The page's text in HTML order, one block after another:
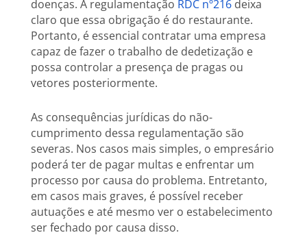
doenças. A regulamentação RDC nº216deixa
claro que essa obrigação é do restaurante.
Portanto, é essencial contratar uma empresa
capaz de fazer o trabalho de dedetização e
possa controlar a presença de pragas ou
vetores posteriormente.
As consequências jurídicas do não-
cumprimento dessa regulamentação são
severas. Nos casos mais simples, o empresário
poderá ter de pagar multas e enfrentar um
processo por causa do problema. Entretanto,
em casos mais graves, é possível receber
autuações e até mesmo ver o estabelecimento
ser fechado por causa disso.